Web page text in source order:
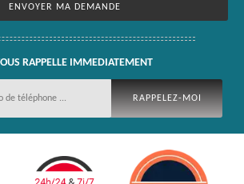
RAPPELLE IMMEDIATEMENT